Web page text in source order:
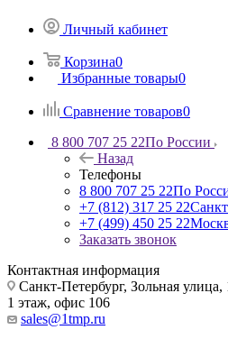
Личный кабинет
Корзина0
Избранные товары0
Сравнение товаров0
8 800 707 25 22По России
Назад
Телефоны
8 800 707 25 22По
+7 (812) 317 25 22
+7 (499) 450 25 22
Заказать звонок
Контактная информация
Санкт-Петербург, Зольная
1 этаж, офис 106
sales@1tmp.ru